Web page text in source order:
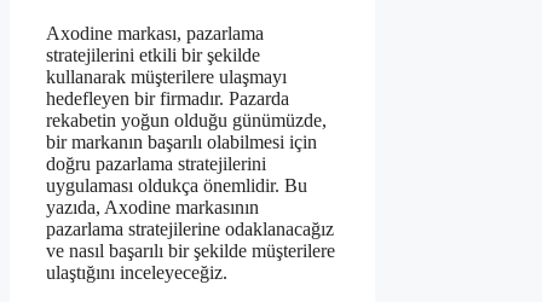
Axodine markası, pazarlama
stratejilerini etkili bir şekilde
kullanarak müşterilere ulaşmayı
hedefleyen bir firmadır. Pazarda
rekabetin yoğun olduğu günümüzde,
bir markanın başarılı olabilmesi için
doğru pazarlama stratejilerini
uygulaması oldukça önemlidir. Bu
yazıda, Axodine markasının
pazarlama stratejilerine odaklanacağız
ve nasıl başarılı bir şekilde müşterilere
ulaştığını inceleyeceğiz.